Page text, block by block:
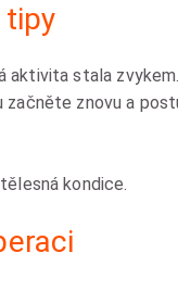
tipy
aktivita stala zvykem.
znovu a
kondice.